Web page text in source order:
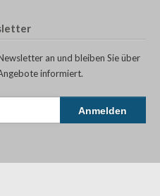
an und bleiben Sie über
informiert.